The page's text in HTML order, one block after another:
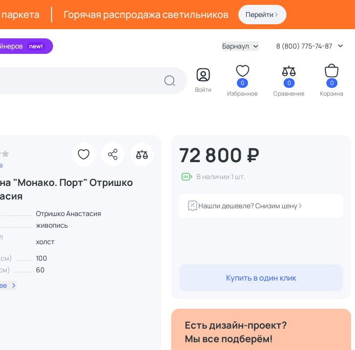
Горячая распродажа светильников Перейти
Барнаул 8 (800) 775-74-87
Войти
0
Избранное
0
Сравнение
0
Корзина
"Монако. Порт" Отришко
Отришко Анастасия
живопись
холст
100
60
72 800 ₽
В наличии 1 шт.
Нашли дешевле? Снизим цену
Купить в один клик
Есть дизайн-проект?
Мы все подберём!